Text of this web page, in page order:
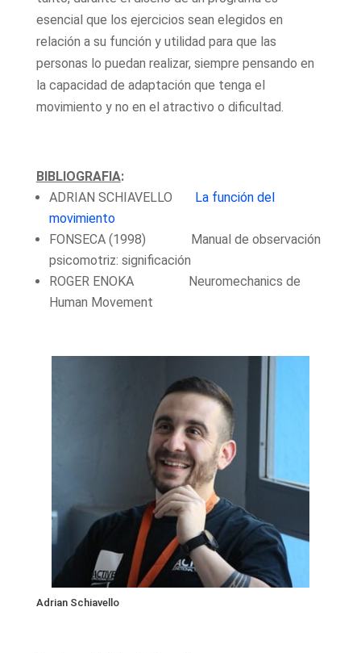
esencial que los ejercicios sean elegidos en
relación a su función y utilidad para que las
personas lo puedan realizar, siempre pensando en
la capacidad de adaptación que tenga el
movimiento y no en el atractivo o dificultad.
BIBLIOGRAFIA:
ADRIAN SCHIAVELLO
La función del
movimiento
FONSECA (1998) Manual de observación
psicomotriz: significación
ROGER ENOKA Neuromechanics de
Human Movement
Adrian Schiavello